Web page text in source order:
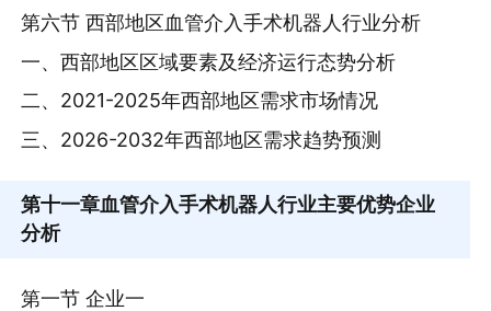
第六节 西部地区血管介入手术机器人行业分析
一、西部地区区域要素及经济运行态势分析
二、2021-2025年西部地区需求市场情况
三、2026-2032年西部地区需求趋势预测
第十一章血管介入手术机器人行业主要优势企业
分析
第一节 企业一